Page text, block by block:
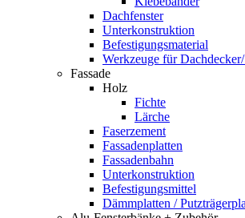
Dachfenster
Unterkonstruktion
Befestigungsmaterial
Werkzeuge für
Fassade
Holz
Fichte
Lärche
Faserzement
Fassadenplatten
Fassadenbahn
Unterkonstruktion
Befestigungsmittel
Dämmplatten /